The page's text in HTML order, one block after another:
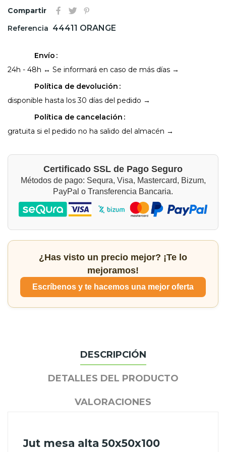
Compartir
Referencia 44411 ORANGE
Envío
24h - 48h ↔ Se informará en caso de más días →
Política de devolución
disponible hasta los 30 días del pedido →
Política de cancelación
gratuita si el pedido no ha salido del almacén →
Certificado SSL de Pago Seguro
Métodos de pago: Sequra, Visa, Mastercard, Bizum,
PayPal o Transferencia Bancaria.
¿Has visto un precio mejor? ¡Te lo
mejoramos!
Escríbenos y te hacemos una mejor oferta
DESCRIPCIÓN
DETALLES DEL PRODUCTO
VALORACIONES
Jut mesa alta 50x50x100